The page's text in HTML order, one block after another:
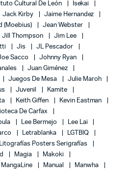
Cultural De León
Isekai
Jack Kirby
Jaime Hernandez
(Moebius)
Jean Webster
Jill Thompson
Jim Lee
Jis
JL Pescador
Sacco
Johnny Ryan
Juan Giménez
Juegos De Mesa
Julie Maroh
Juvenil
Kamite
Keith Giffen
Kevin Eastman
De Carfax
Lee Bermejo
Lee Lai
Letrablanka
LGTBIQ
Litografías Posters Serigrafías
Magia
Makoki
MangaLine Manual
Manwha